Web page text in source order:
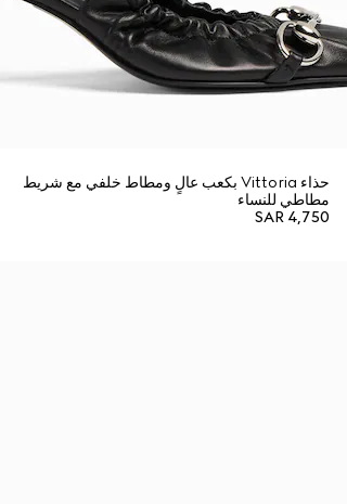
حذاء Vittoria بكعب عالٍ ومطاط خلفي مع شريط
مطاطي للنساء
SAR 4,750